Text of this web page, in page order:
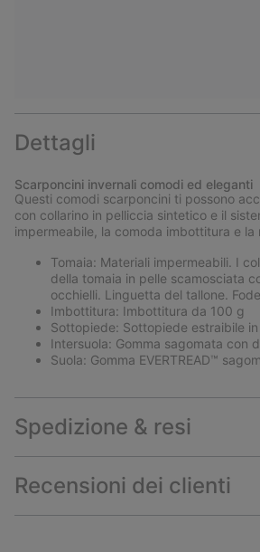
Dettagli
Scarponcini invernali comodi ed eleganti
Questi comodi scarponcini ti possono
con collarino in pelliccia sintetico e il
impermeabile, la comoda imbottitura e
Tomaia: Materiali impermeabili. I
della tomaia in pelle scamosciata
occhielli. Linguetta del tallone.
Imbottitura: Imbottitura da 100 g
Sottopiede: Sottopiede estraibile
Intersuola: Gomma sagomata con
Suola: Gomma EVERTREAD™
Spedizione & resi
Recensioni dei clienti